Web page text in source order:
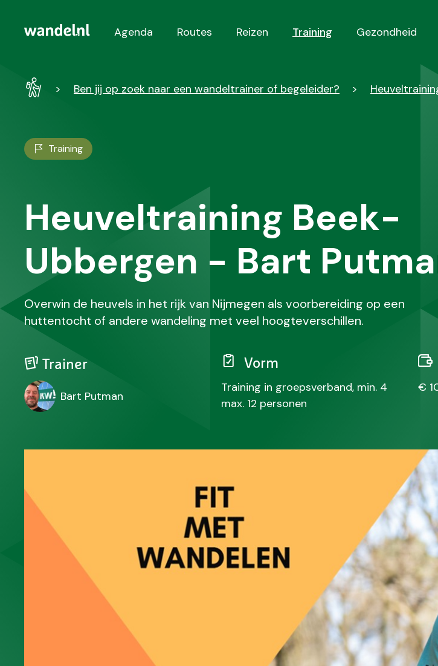
Hoofdnavigatie
Agenda Routes Reizen Training Gezondheid
WandelBen jij op zoek naar een wandeltrainer of begeleider?
Training
Heuveltraining Beek-
Ubbergen - Bart
Overwin de heuvels in het rijk van Nijmegen als voorbereiding op een
huttentocht of andere wandeling met veel hoogteverschillen.
Trainer
Bart Putman
Vorm
Training in groepsverband, min. 4
max. 12 personen
€